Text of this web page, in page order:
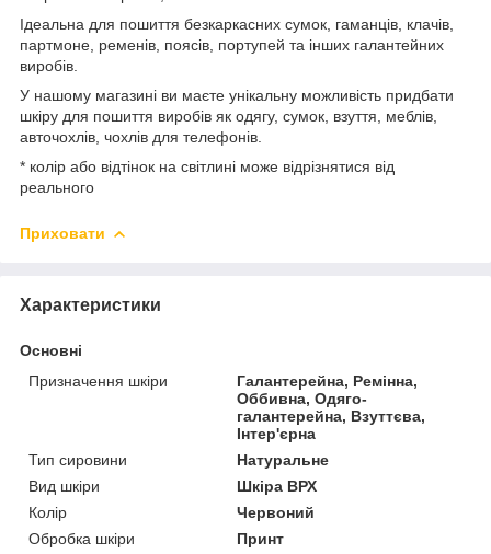
Ідеальна для пошиття безкаркасних сумок, гаманців, клачів,
партмоне, ременів, поясів, портупей та інших галантейних
виробів.
У нашому магазині ви маєте унікальну можливість придбати
шкіру для пошиття виробів як одягу, сумок, взуття, меблів,
авточохлів, чохлів для телефонів.
* колір або відтінок на світлині може відрізнятися від
реального
Приховати
Характеристики
Основні
Призначення шкіри
Галантерейна, Ремінна,
Оббивна, Одяго-
галантерейна, Взуттєва,
Інтер'єрна
Тип сировини
Натуральне
Вид шкіри
Шкіра ВРХ
Колір
Червоний
Обробка шкіри
Принт